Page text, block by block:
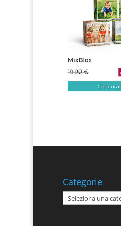
Categorie
Categorie